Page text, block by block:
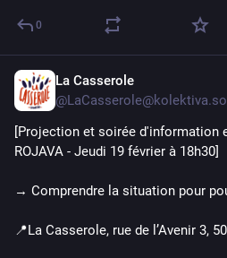
* Instagram:
* Website: riseup4rojava.org/en/
**French:**
* Telegram: t.me/riseup4rojava_FR
* Signal: link.infini.fr/
0
La Casserole
[Projection et soirée d'information
ROJAVA - Jeudi 19 février à 18h30]
→ Comprendre la situation pour
📍La Casserole, rue de l’Avenir 3,